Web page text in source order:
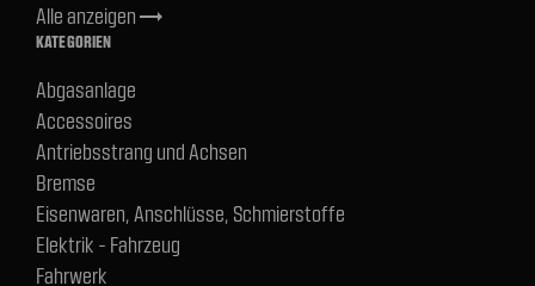
Alle anzeigentrending_flat
KATEGORIEN
Abgasanlage
Accessoires
Antriebsstrang und Achsen
Bremse
Eisenwaren, Anschlüsse, Schmierstoffe
Elektrik - Fahrzeug
Fahrwerk